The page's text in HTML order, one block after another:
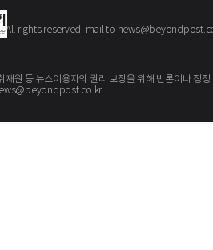
. All rights reserved. mail to
취재원 등 뉴스이용자의 권리 보장을 위해 반론이나